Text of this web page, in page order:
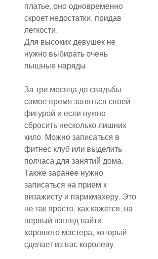
платье, оно одновременно
скроет недостатки, придав
легкости.
Для высоких девушек не
нужно выбирать очень
пышные наряды.
За три месяца до свадьбы
самое время заняться своей
фигурой и если нужно
сбросить несколько лишних
кило. Можно записаться в
фитнес клуб или выделить
полчаса для занятий дома.
Также заранее нужно
записаться на прием к
визажисту и парикмахеру. Это
не так просто, как кажется, на
первый взгляд найти
хорошего мастера, который
сделает из вас королеву.